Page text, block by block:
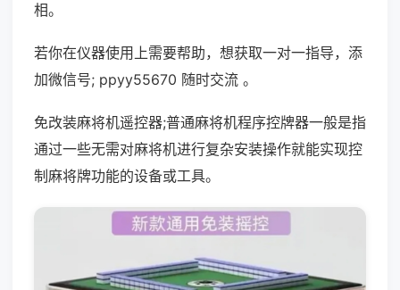
相。
若你在仪器使用上需要帮助，想获取一对一指导，添
加微信号; ppyy55670 随时交流 。
免改装麻将机遥控器;普通麻将机程序控牌器一般是指
通过一些无需对麻将机进行复杂安装操作就能实现控
制麻将牌功能的设备或工具。